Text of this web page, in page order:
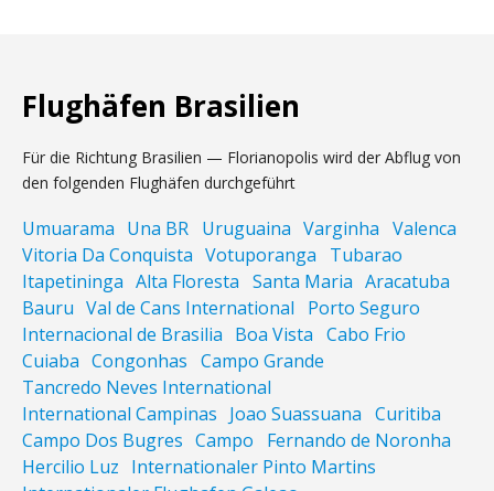
Flughäfen Brasilien
Für die Richtung Brasilien — Florianopolis wird der Abflug von
den folgenden Flughäfen durchgeführt
Umuarama Una BR Uruguaina Varginha Valenca
Vitoria Da Conquista Votuporanga
Tubarao
Itapetininga Alta Floresta Santa Maria Aracatuba
Bauru Val de Cans International
Porto Seguro
Internacional de Brasilia Boa Vista Cabo Frio
Cuiaba Congonhas Campo Grande
Tancredo Neves International
International Campinas Joao Suassuana Curitiba
Campo Dos Bugres Campo
Fernando de Noronha
Hercilio Luz Internationaler Pinto Martins